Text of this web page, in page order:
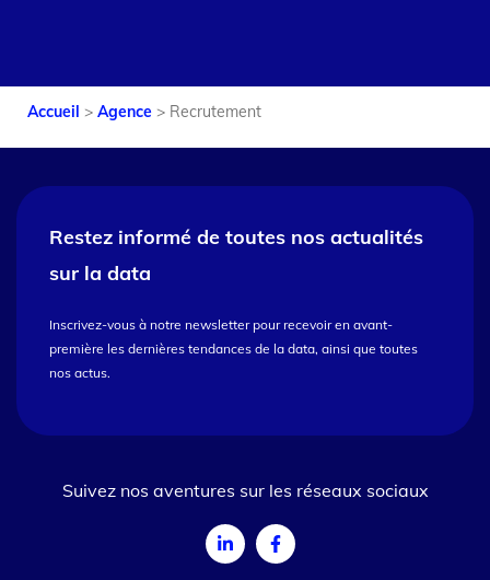
Accueil > Agence > Recrutement
Restez informé de toutes nos actualités
sur la data
Inscrivez-vous à notre newsletter pour recevoir en avant-
première les dernières tendances de la data, ainsi que toutes
nos actus.
Suivez nos aventures sur les réseaux sociaux